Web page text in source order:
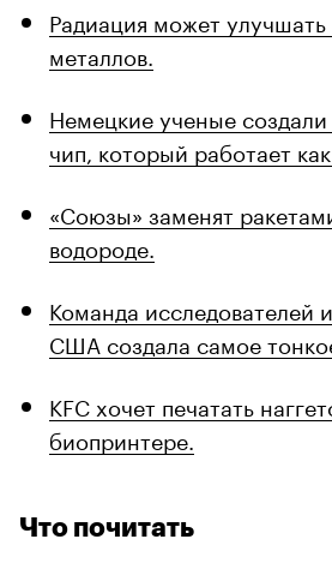
Радиация может улучшать
металлов.
Немецкие ученые
чип, который работает
«Союзы» заменят
водороде.
Команда исследователей
США создала самое
KFC хочет печатать
биопринтере.
Что почитать